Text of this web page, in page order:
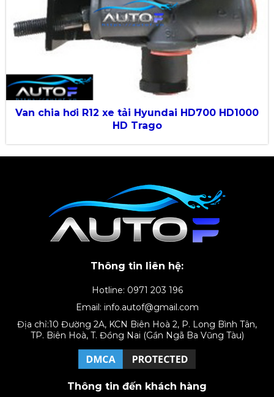
Van chia hơi R12 xe tải Hyundai HD700 HD1000
HD Trago
Thông tin liên hệ:
Hotline: 0971 203 196
Email: info.autof@gmail.com
Địa chỉ:10 Đường 2A, KCN Biên Hoà 2, P. Long Bình Tân,
TP. Biên Hoà, T. Đồng Nai (Gần Ngã Ba Vũng Tàu)
Thông tin đến khách hàng